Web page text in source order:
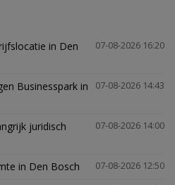
07-08-2026 16:20
in Den
07-08-2026 14:43
Businesspark in
07-08-2026 14:00
juridisch
07-08-2026 12:50
in Den Bosch